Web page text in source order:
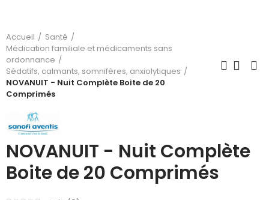
Accueil
Santé
Médication familiale et médicaments sans
ordonnance
Sédatifs, calmants, somnifères, anxiolytiques
NOVANUIT - Nuit Complète Boite de 20
Comprimés
NOVANUIT - Nuit Complète
Boite de 20 Comprimés